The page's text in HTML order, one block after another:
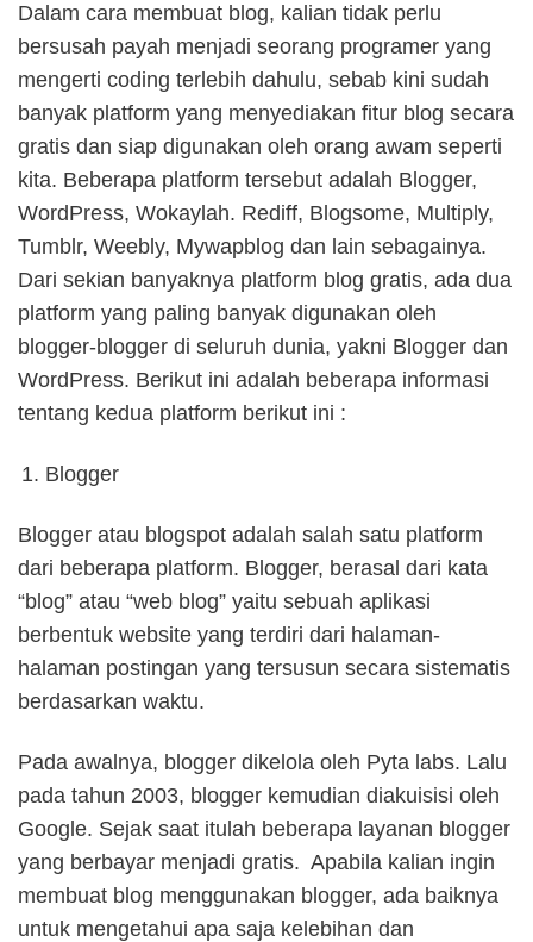
Dalam cara membuat blog, kalian tidak perlu
bersusah payah menjadi seorang programer yang
mengerti coding terlebih dahulu, sebab kini sudah
banyak platform yang menyediakan fitur blog secara
gratis dan siap digunakan oleh orang awam seperti
kita. Beberapa platform tersebut adalah Blogger,
WordPress, Wokaylah. Rediff, Blogsome, Multiply,
Tumblr, Weebly, Mywapblog dan lain sebagainya.
Dari sekian banyaknya platform blog gratis, ada dua
platform yang paling banyak digunakan oleh
blogger-blogger di seluruh dunia, yakni Blogger dan
WordPress. Berikut ini adalah beberapa informasi
tentang kedua platform berikut ini :
Blogger
Blogger atau blogspot adalah salah satu platform
dari beberapa platform. Blogger, berasal dari kata
“blog” atau “web blog” yaitu sebuah aplikasi
berbentuk website yang terdiri dari halaman-
halaman postingan yang tersusun secara sistematis
berdasarkan waktu.
Pada awalnya, blogger dikelola oleh Pyta labs. Lalu
pada tahun 2003, blogger kemudian diakuisisi oleh
Google. Sejak saat itulah beberapa layanan blogger
yang berbayar menjadi gratis. Apabila kalian ingin
membuat blog menggunakan blogger, ada baiknya
untuk mengetahui apa saja kelebihan dan